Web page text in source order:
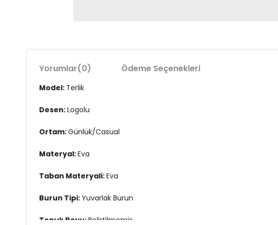
Yorumlar(0) Ödeme Seçenekleri
Model: Terlik
Desen:Logolu
Ortam:Günlük/Casual
Materyal:Eva
Taban Materyali:Eva
Burun Tipi:Yuvarlak Burun
Topuk Boyu:Belirtilmemiş